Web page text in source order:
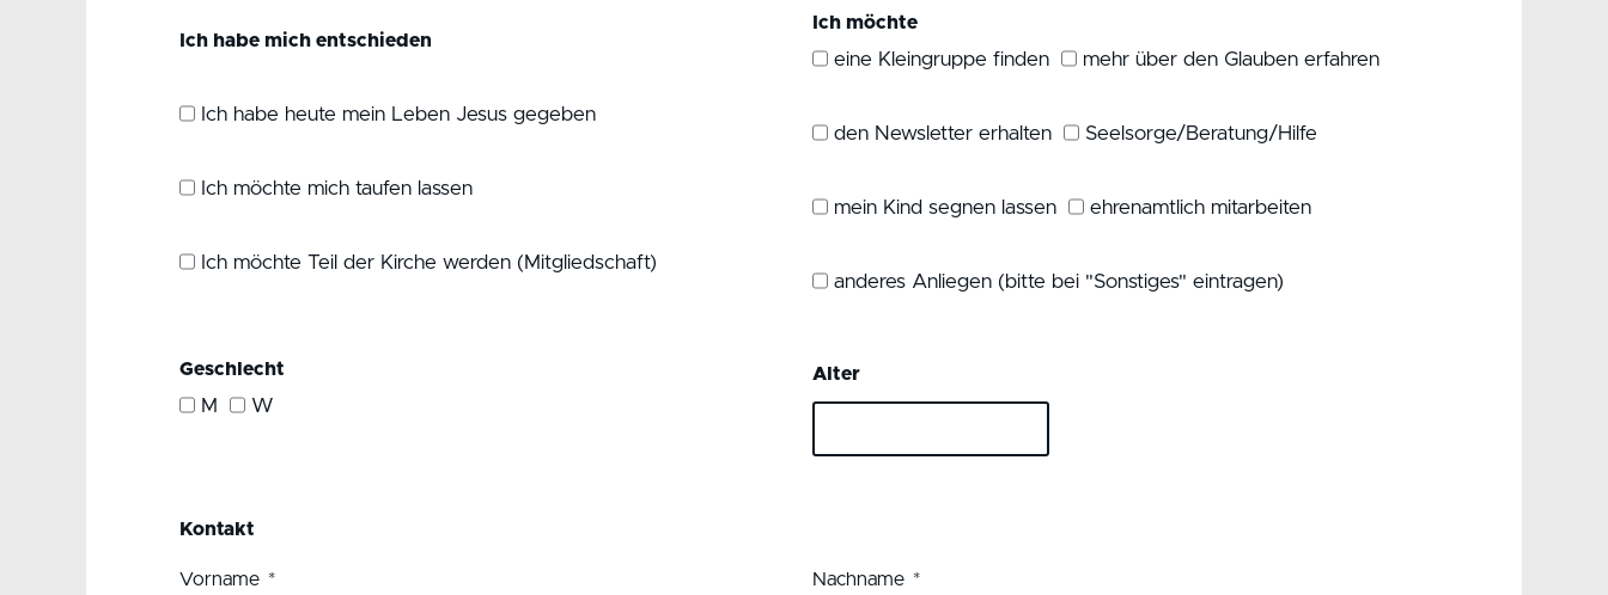
Ich habe mich entschieden
Ich habe heute mein Leben Jesus gegeben
Ich möchte mich taufen lassen
Ich möchte Teil der Kirche werden (Mitgliedschaft)
Ich möchte
eine Kleingruppe finden mehr über den Glauben erfahren
den Newsletter erhalten Seelsorge/Beratung/Hilfe
mein Kind segnen lassen ehrenamtlich mitarbeiten
anderes Anliegen (bitte bei "Sonstiges" eintragen)
Geschlecht
M W
Alter
Kontakt
Vorname Nachname